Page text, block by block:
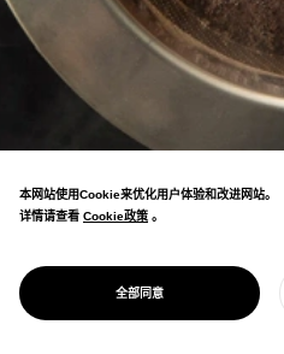
PROJECT
CORES
本网站使用Cookie来优化用户体验和改进网站。
详情请查看 Cookie政策
Cookie政策 。
全部同意